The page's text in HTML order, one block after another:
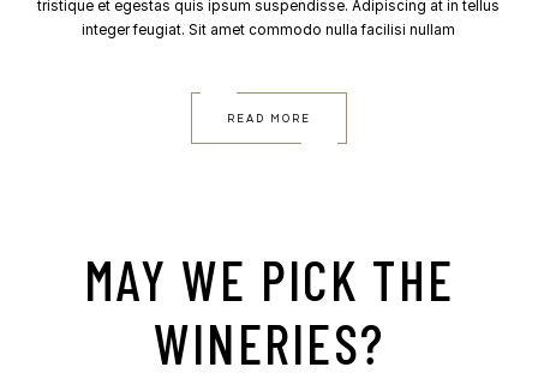
tristique et egestas quis ipsum suspendisse. Adipiscing at in tellus
integer feugiat. Sit amet commodo nulla facilisi nullam
READ MORE
MAY WE PICK THE
WINERIES?